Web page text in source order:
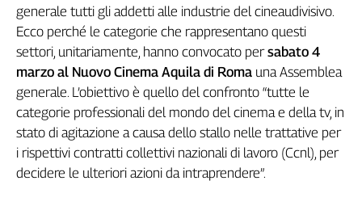
sangue
della
ragione
120
anni
Cgil
Collettiva
Academy
Collettiva
generale tutti gli addetti alle industrie del cineaudivisivo.
Ecco perché le categorie che rappresentano questi
settori, unitariamente, hanno convocato persabato 4
marzo al Nuovo Cinema Aquila di Roma una Assemblea
generale. L’obiettivo è quello del confronto “tutte le
categorie professionali del mondo del cinema e della tv, in
stato di agitazione a causa dello stallo nelle trattative per
i rispettivi contratti collettivi nazionali di lavoro (Ccnl), per
decidere le ulteriori azioni da intraprendere”.